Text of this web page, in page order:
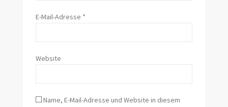
E-Mail-Adresse *
Website
Name, E-Mail-Adresse und Website in diesem